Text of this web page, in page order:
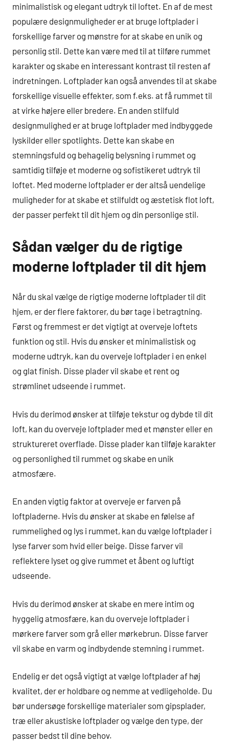
minimalistisk og elegant udtryk til loftet. En af de mest
populære designmuligheder er at bruge loftplader i
forskellige farver og mønstre for at skabe en unik og
personlig stil. Dette kan være med til at tilføre rummet
karakter og skabe en interessant kontrast til resten af
indretningen. Loftplader kan også anvendes til at skabe
forskellige visuelle effekter, som f.eks. at få rummet til
at virke højere eller bredere. En anden stilfuld
designmulighed er at bruge loftplader med indbyggede
lyskilder eller spotlights. Dette kan skabe en
stemningsfuld og behagelig belysning i rummet og
samtidig tilføje et moderne og sofistikeret udtryk til
loftet. Med moderne loftplader er der altså uendelige
muligheder for at skabe et stilfuldt og æstetisk flot loft,
der passer perfekt til dit hjem og din personlige stil.
Sådan vælger du de rigtige
moderne loftplader til dit hjem
Når du skal vælge de rigtige moderne loftplader til dit
hjem, er der flere faktorer, du bør tage i betragtning.
Først og fremmest er det vigtigt at overveje loftets
funktion og stil. Hvis du ønsker et minimalistisk og
moderne udtryk, kan du overveje loftplader i en enkel
og glat finish. Disse plader vil skabe et rent og
strømlinet udseende i rummet.
Hvis du derimod ønsker at tilføje tekstur og dybde til dit
loft, kan du overveje loftplader med et mønster eller en
struktureret overflade. Disse plader kan tilføje karakter
og personlighed til rummet og skabe en unik
atmosfære.
En anden vigtig faktor at overveje er farven på
loftpladerne. Hvis du ønsker at skabe en følelse af
rummelighed og lys i rummet, kan du vælge loftplader i
lyse farver som hvid eller beige. Disse farver vil
reflektere lyset og give rummet et åbent og luftigt
udseende.
Hvis du derimod ønsker at skabe en mere intim og
hyggelig atmosfære, kan du overveje loftplader i
mørkere farver som grå eller mørkebrun. Disse farver
vil skabe en varm og indbydende stemning i rummet.
Endelig er det også vigtigt at vælge loftplader af høj
kvalitet, der er holdbare og nemme at vedligeholde. Du
bør undersøge forskellige materialer som gipsplader,
træ eller akustiske loftplader og vælge den type, der
passer bedst til dine behov.